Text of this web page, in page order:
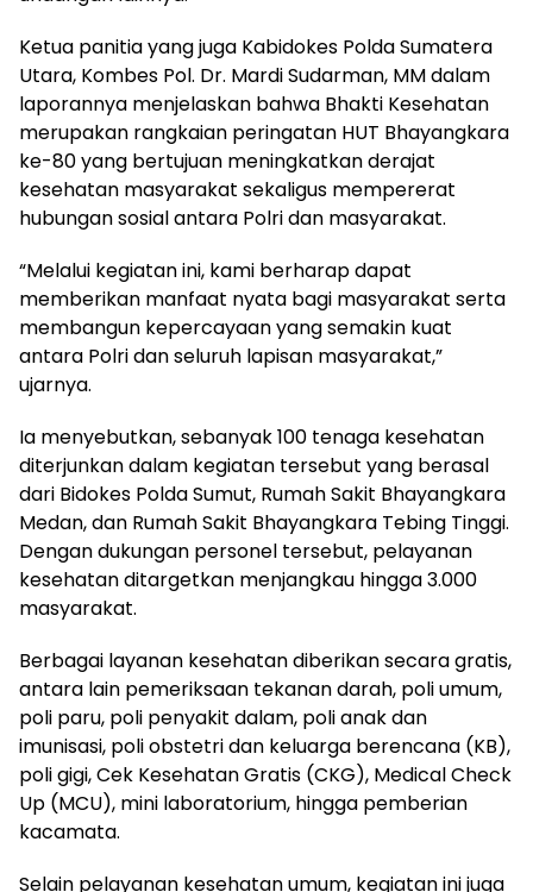
Ketua panitia yang juga Kabidokes Polda Sumatera
Utara, Kombes Pol. Dr. Mardi Sudarman, MM dalam
laporannya menjelaskan bahwa Bhakti Kesehatan
merupakan rangkaian peringatan HUT Bhayangkara
ke-80 yang bertujuan meningkatkan derajat
kesehatan masyarakat sekaligus mempererat
hubungan sosial antara Polri dan masyarakat.
“Melalui kegiatan ini, kami berharap dapat
memberikan manfaat nyata bagi masyarakat serta
membangun kepercayaan yang semakin kuat
antara Polri dan seluruh lapisan masyarakat,”
ujarnya.
Ia menyebutkan, sebanyak 100 tenaga kesehatan
diterjunkan dalam kegiatan tersebut yang berasal
dari Bidokes Polda Sumut, Rumah Sakit Bhayangkara
Medan, dan Rumah Sakit Bhayangkara Tebing Tinggi.
Dengan dukungan personel tersebut, pelayanan
kesehatan ditargetkan menjangkau hingga 3.000
masyarakat.
Berbagai layanan kesehatan diberikan secara gratis,
antara lain pemeriksaan tekanan darah, poli umum,
poli paru, poli penyakit dalam, poli anak dan
imunisasi, poli obstetri dan keluarga berencana (KB),
poli gigi, Cek Kesehatan Gratis (CKG), Medical Check
Up (MCU), mini laboratorium, hingga pemberian
kacamata.
Selain pelayanan kesehatan umum, kegiatan ini juga